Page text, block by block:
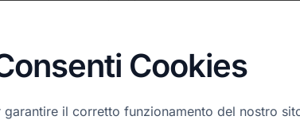
Ministero della
Cookies
il corretto funzionamento del nostro